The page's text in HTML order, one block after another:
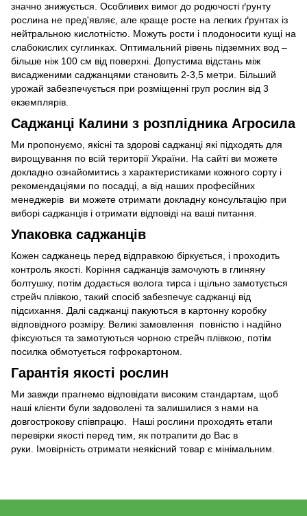
значно знижується. Особливих вимог до родючості ґрунту
рослина не пред'являє, але краще росте на легких ґрунтах із
нейтральною кислотністю. Можуть рости і плодоносити кущі на
слабокислих суглинках. Оптимальний рівень підземних вод –
більше ніж 100 см від поверхні. Допустима відстань між
висадженими саджанцями становить 2-3,5 метри. Більший
урожай забезпечується при розміщенні груп рослин від 3
екземплярів.
Саджанці Калини з розплідника Агросила
Ми пропонуємо, якісні та здорові саджанці які підходять для
вирощування по всій території України. На сайті ви можете
докладно ознайомитись з характеристиками кожного сорту і
рекомендаціями по посадці, а від наших професійних
менеджерів ви можете отримати докладну консультацію при
виборі саджанців і отримати відповіді на ваші питання.
Упаковка саджанців
Кожен саджанець перед відправкою біркується, і проходить
контроль якості. Коріння саджанців замочують в глиняну
болтушку, потім додається волога тирса і щільно замотується
стрейч плівкою, такий спосіб забезпечує саджанці від
підсихання. Далі саджанці пакуються в картонну коробку
відповідного розміру. Великі замовлення повністю і надійно
фіксуються та замотуються чорною стрейч плівкою, потім
посилка обмотується гофрокартоном.
Гарантія якості рослин
Ми завжди прагнемо відповідати високим стандартам, щоб
наші клієнти були задоволені та залишилися з нами на
довгострокову співпрацю. Наші рослини проходять етапи
перевірки якості перед тим, як потрапити до Вас в
руки. Імовірність отримати неякісний товар є мінімальним.